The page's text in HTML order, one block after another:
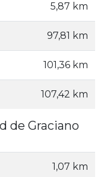
5,87 km
97,81 km
101,36 km
107,42 km
de Graciano
1,07 km